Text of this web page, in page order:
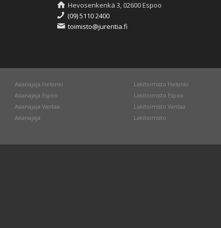
Hevosenkenkä 3, 02600 Espoo
(09) 5110 2400
toimisto@jurentia.fi
Asianajaja Helsinki
Asianajaja Espoo
Asianajaja Vantaa
Asianajaja
Lakitoimisto Helsinki
Lakitoimisto Espoo
Lakitoimisto Vantaa
Lakitoimisto